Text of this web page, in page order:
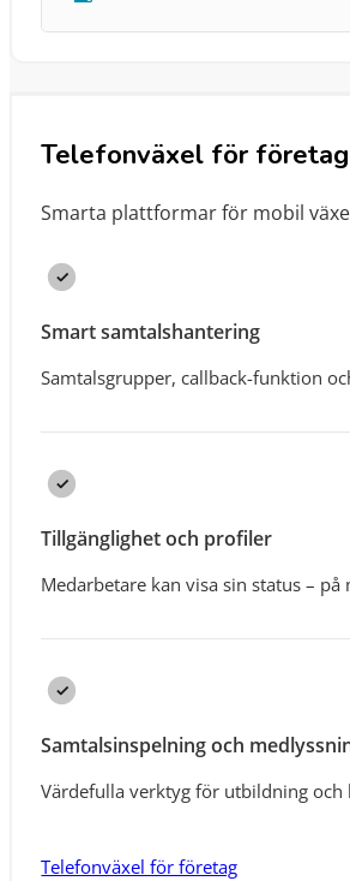
Telefonväxel för företag
Smarta plattformar för mobil
Smart samtalshantering
Samtalsgrupper, callback-funktion
Tillgänglighet och profiler
Medarbetare kan visa sin status –
Samtalsinspelning och
Värdefulla verktyg för utbildning och
Telefonväxel för företag